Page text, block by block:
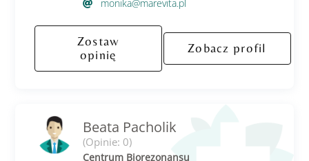
monika@marevita.pl
Zostaw
opinię
Zobacz profil
Beata Pacholik
(Opinie: 0)
Centrum Biorezonansu